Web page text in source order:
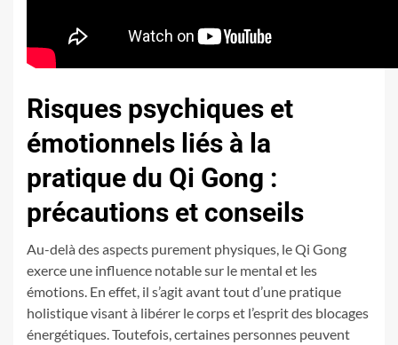
Risques psychiques et
émotionnels liés à la
pratique du Qi Gong :
précautions et conseils
Au-delà des aspects purement physiques, le Qi Gong
exerce une influence notable sur le mental et les
émotions. En effet, il s’agit avant tout d’une pratique
holistique visant à libérer le corps et l’esprit des blocages
énergétiques. Toutefois, certaines personnes peuvent